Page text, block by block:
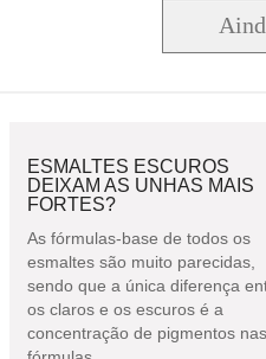
ESMALTES ESCUROS
DEIXAM AS UNHAS MAIS
FORTES?
As fórmulas-base de todos os
esmaltes são muito parecidas,
sendo que a única diferença
os claros e os escuros é a
concentração de pigmentos nas